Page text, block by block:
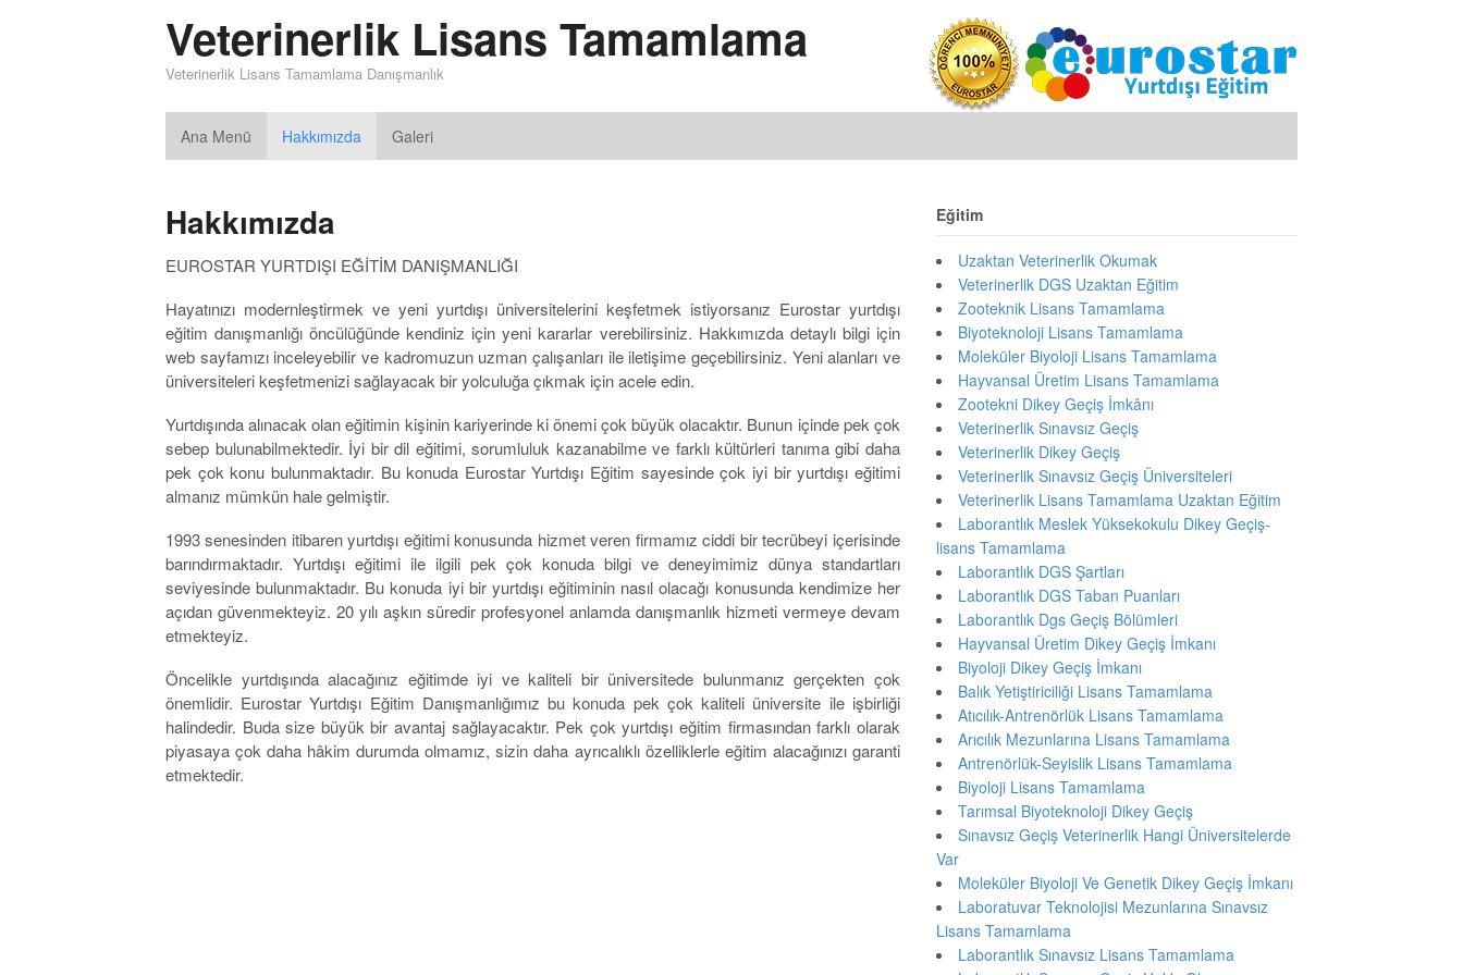
Veterinerlik Lisans Tamamlama
Veterinerlik Lisans Tamamlama Danışmanlık
Ana Menü Hakkımızda Galeri
Hakkımızda
EUROSTAR YURTDIŞI EĞİTİM DANIŞMANLIĞI
Hayatınızı modernleştirmek ve yeni yurtdışı üniversitelerini keşfetmek istiyorsanız Eurostar yurtdışı
eğitim danışmanlığı öncülüğünde kendiniz için yeni kararlar verebilirsiniz. Hakkımızda detaylı bilgi için
web sayfamızı inceleyebilir ve kadromuzun uzman çalışanları ile iletişime geçebilirsiniz. Yeni alanları ve
üniversiteleri keşfetmenizi sağlayacak bir yolculuğa çıkmak için acele edin.
Yurtdışında alınacak olan eğitimin kişinin kariyerinde ki önemi çok büyük olacaktır. Bunun içinde pek çok
sebep bulunabilmektedir. İyi bir dil eğitimi, sorumluluk kazanabilme ve farklı kültürleri tanıma gibi daha
pek çok konu bulunmaktadır. Bu konuda Eurostar Yurtdışı Eğitim sayesinde çok iyi bir yurtdışı eğitimi
almanız mümkün hale gelmiştir.
1993 senesinden itibaren yurtdışı eğitimi konusunda hizmet veren firmamız ciddi bir tecrübeyi içerisinde
barındırmaktadır. Yurtdışı eğitimi ile ilgili pek çok konuda bilgi ve deneyimimiz dünya standartları
seviyesinde bulunmaktadır. Bu konuda iyi bir yurtdışı eğitiminin nasıl olacağı konusunda kendimize her
açıdan güvenmekteyiz. 20 yılı aşkın süredir profesyonel anlamda danışmanlık hizmeti vermeye devam
etmekteyiz.
Öncelikle yurtdışında alacağınız eğitimde iyi ve kaliteli bir üniversitede bulunmanız gerçekten çok
önemlidir. Eurostar Yurtdışı Eğitim Danışmanlığımız bu konuda pek çok kaliteli üniversite ile işbirliği
halindedir. Buda size büyük bir avantaj sağlayacaktır. Pek çok yurtdışı eğitim firmasından farklı olarak
piyasaya çok daha hâkim durumda olmamız, sizin daha ayrıcalıklı özelliklerle eğitim alacağınızı garanti
etmektedir.
Eğitim
Uzaktan Veterinerlik Okumak
Veterinerlik DGS Uzaktan Eğitim
Zooteknik Lisans Tamamlama
Biyoteknoloji Lisans Tamamlama
Moleküler Biyoloji Lisans Tamamlama
Hayvansal Üretim Lisans Tamamlama
Zootekni Dikey Geçiş İmkânı
Veterinerlik Sınavsız Geçiş
Veterinerlik Dikey Geçiş
Veterinerlik Sınavsız Geçiş Üniversiteleri
Veterinerlik Lisans Tamamlama Uzaktan Eğitim
Laborantlık Meslek Yüksekokulu Dikey Geçiş-
lisans Tamamlama
Laborantlık DGS Şartları
Laborantlık DGS Taban Puanları
Laborantlık Dgs Geçiş Bölümleri
Hayvansal Üretim Dikey Geçiş İmkanı
Biyoloji Dikey Geçiş İmkanı
Balık Yetiştiriciliği Lisans Tamamlama
Atıcılık-Antrenörlük Lisans Tamamlama
Arıcılık Mezunlarına Lisans Tamamlama
Antrenörlük-Seyislik Lisans Tamamlama
Biyoloji Lisans Tamamlama
Tarımsal Biyoteknoloji Dikey Geçiş
Sınavsız Geçiş Veterinerlik Hangi Üniversitelerde
Var
Moleküler Biyoloji Ve Genetik Dikey Geçiş İmkanı
Laboratuvar Teknolojisi Mezunlarına Sınavsız
Lisans Tamamlama
Laborantlık Sınavsız Lisans Tamamlama